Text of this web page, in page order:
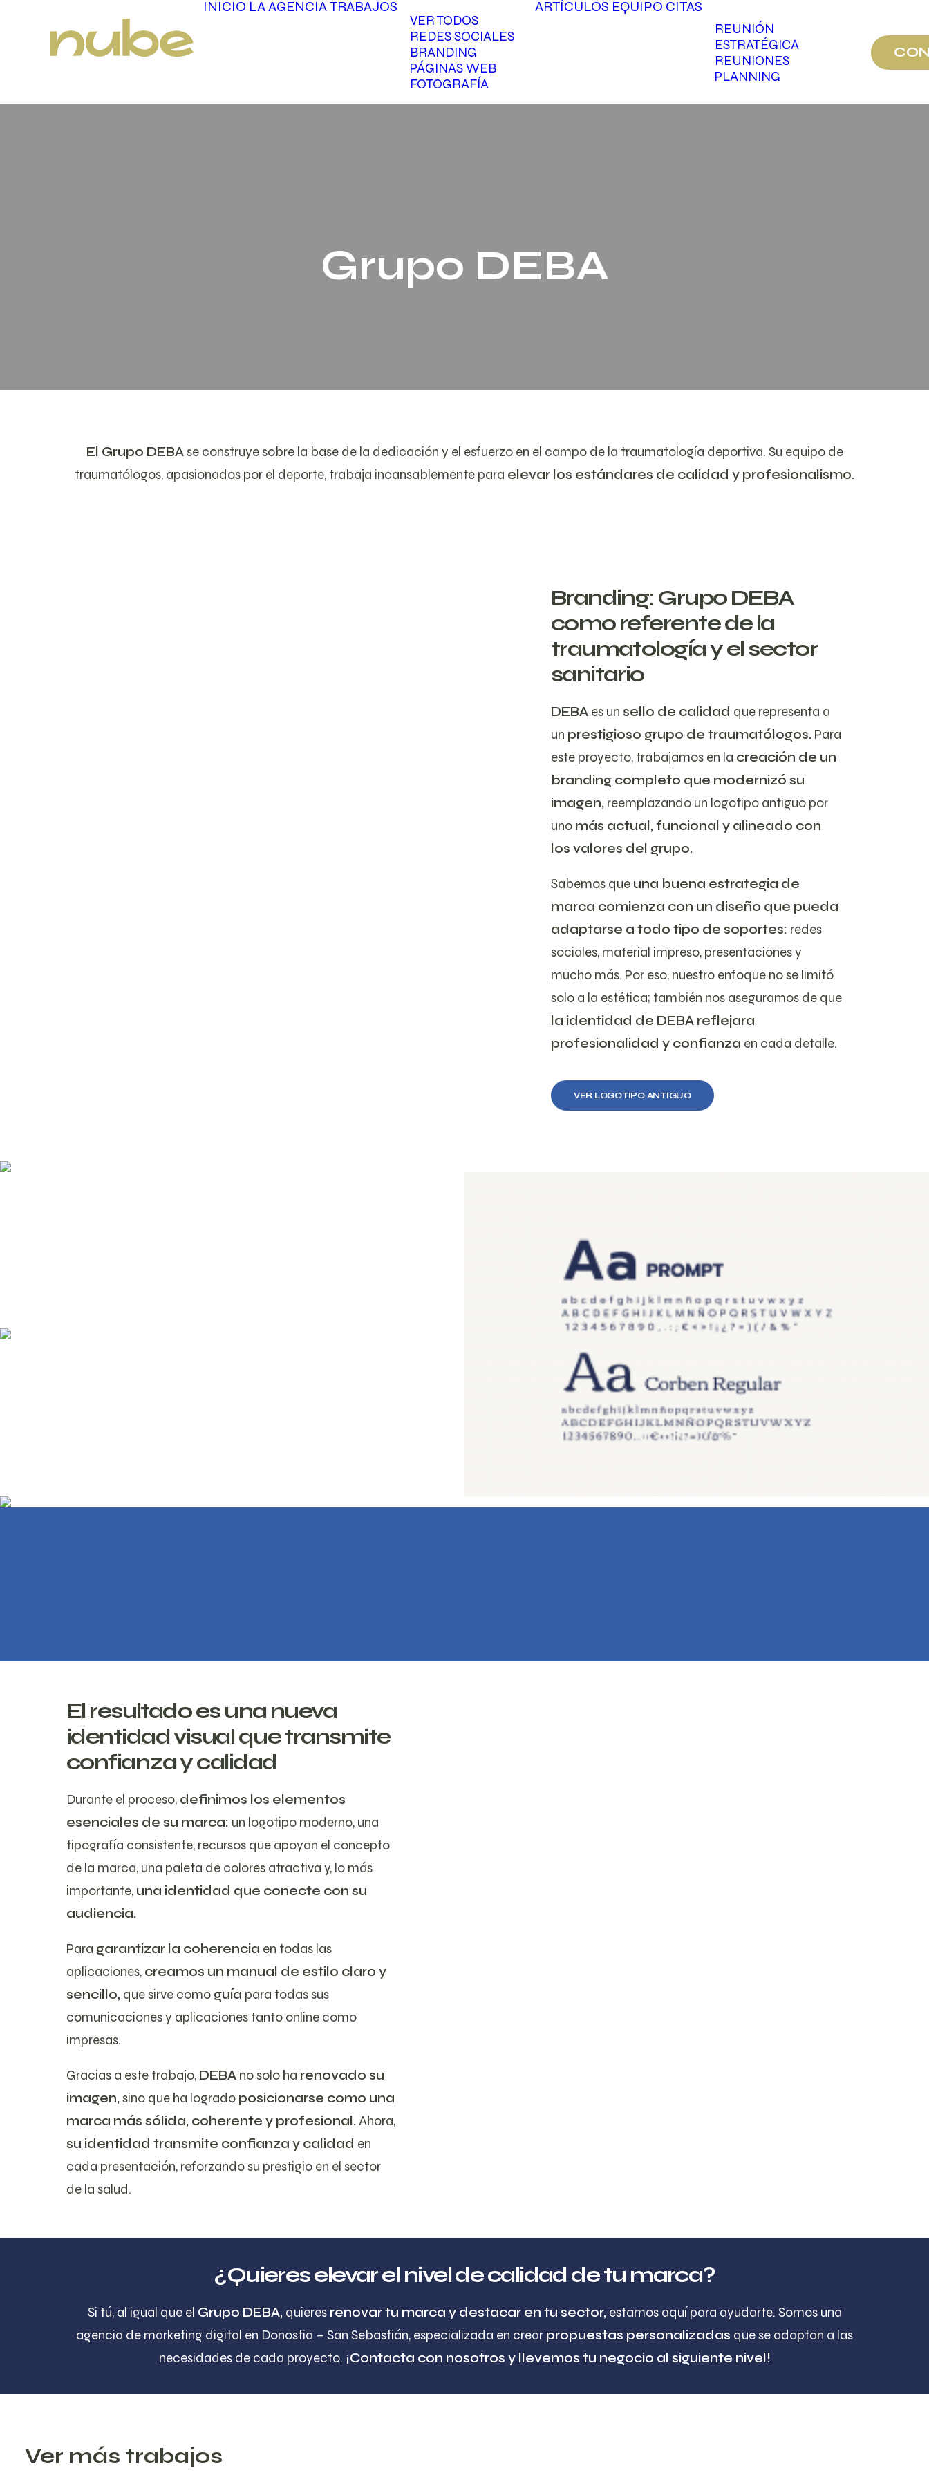
INICIO LA AGENCIATRABAJOS
VER TODOS
REDES SOCIALES
BRANDING
PÁGINAS WEB
FOTOGRAFÍA
ARTÍCULOS EQUIPO CITAS
REUNIÓN
ESTRATÉGICA
REUNIONES
PLANNING
Grupo DEBA
El Grupo DEBAse construye sobre la base de la dedicación y el esfuerzo en el campo de la traumatología deportiva. Su equipo de
traumatólogos, apasionados por el deporte, trabaja incansablemente para elevar los estándares de calidad y profesionalismo.
Branding: Grupo DEBA
como referente de la
traumatología y el sector
sanitario
DEBAes un sello de calidad que representa a
un prestigioso grupo de traumatólogos.Para
este proyecto, trabajamos en la creación de un
branding completo que modernizó su
imagen,reemplazando un logotipo antiguo por
uno más actual, funcional y alineado con
los valores del grupo.
Sabemos que una buena estrategia de
marca comienza con un diseño que pueda
adaptarse a todo tipo de soportes: redes
sociales, material impreso, presentaciones y
mucho más. Por eso, nuestro enfoque no se limitó
solo a la estética; también nos aseguramos de que
la identidad de DEBA reflejara
profesionalidad y confianza en cada detalle.
VER LOGOTIPO ANTIGUO
El resultado es una nueva
identidad visual que transmite
confianza y calidad
Durante el proceso, definimos los elementos
esenciales de su marca: un logotipo moderno, una
tipografía consistente, recursos que apoyan el concepto
de la marca, una paleta de colores atractiva y, lo más
importante, una identidad que conecte con su
audiencia.
Para garantizar la coherencia en todas las
aplicaciones, creamos un manual de estilo claro y
sencillo, que sirve como guía para todas sus
comunicaciones y aplicaciones tanto online como
impresas.
Gracias a este trabajo, DEBA no solo ha renovado su
imagen,sino que ha logrado posicionarse como una
marca más sólida, coherente y profesional.Ahora,
su identidad transmite confianza y calidad en
cada presentación, reforzando su prestigio en el sector
de la salud.
¿Quieres elevar el nivel de calidad de tu marca?
Si tú, al igual que el Grupo DEBA,quieresrenovar tu marca y destacar en tu sector,estamos aquí para ayudarte. Somos una
agencia de marketing digital en Donostia – San Sebastián, especializada en crear propuestas personalizadas que se adaptan a las
necesidades de cada proyecto. ¡Contacta con nosotros y llevemos tu negocio al siguiente nivel!
Ver más trabajos